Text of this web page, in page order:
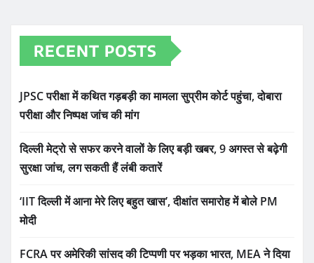
RECENT POSTS
JPSC परीक्षा में कथित गड़बड़ी का मामला सुप्रीम कोर्ट पहुंचा, दोबारा
परीक्षा और निष्पक्ष जांच की मांग
दिल्ली मेट्रो से सफर करने वालों के लिए बड़ी खबर, 9 अगस्त से बढ़ेगी
सुरक्षा जांच, लग सकती हैं लंबी कतारें
‘IIT दिल्ली में आना मेरे लिए बहुत खास’, दीक्षांत समारोह में बोले PM
मोदी
FCRA पर अमेरिकी सांसद की टिप्पणी पर भड़का भारत, MEA ने दिया